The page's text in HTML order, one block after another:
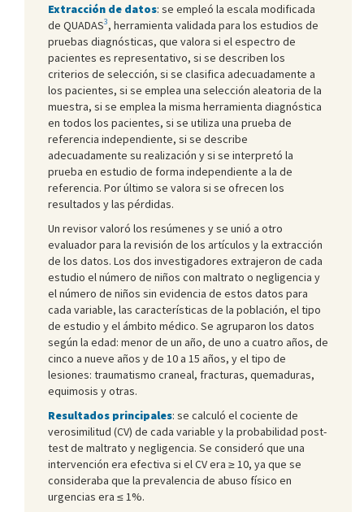
Extracción de datos: se empleó la escala modificada
de QUADAS3, herramienta validada para los estudios de
pruebas diagnósticas, que valora si el espectro de
pacientes es representativo, si se describen los
criterios de selección, si se clasifica adecuadamente a
los pacientes, si se emplea una selección aleatoria de la
muestra, si se emplea la misma herramienta diagnóstica
en todos los pacientes, si se utiliza una prueba de
referencia independiente, si se describe
adecuadamente su realización y si se interpretó la
prueba en estudio de forma independiente a la de
referencia. Por último se valora si se ofrecen los
resultados y las pérdidas.
Un revisor valoró los resúmenes y se unió a otro
evaluador para la revisión de los artículos y la extracción
de los datos. Los dos investigadores extrajeron de cada
estudio el número de niños con maltrato o negligencia y
el número de niños sin evidencia de estos datos para
cada variable, las características de la población, el tipo
de estudio y el ámbito médico. Se agruparon los datos
según la edad: menor de un año, de uno a cuatro años, de
cinco a nueve años y de 10 a 15 años, y el tipo de
lesiones: traumatismo craneal, fracturas, quemaduras,
equimosis y otras.
Resultados principales: se calculó el cociente de
verosimilitud (CV) de cada variable y la probabilidad post-
test de maltrato y negligencia. Se consideró que una
intervención era efectiva si el CV era ≥ 10, ya que se
consideraba que la prevalencia de abuso físico en
urgencias era ≤ 1%.